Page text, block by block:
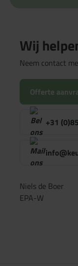
Wij
Neem contact
Offerte
+31
Niels de Boer
EPA-W